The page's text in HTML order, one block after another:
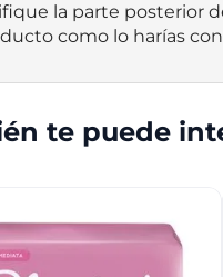
la parte posterior
como lo harías
te puede